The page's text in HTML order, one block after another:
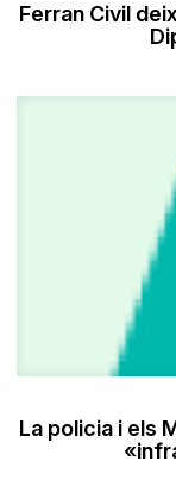
Ferran Civil
La policia i els